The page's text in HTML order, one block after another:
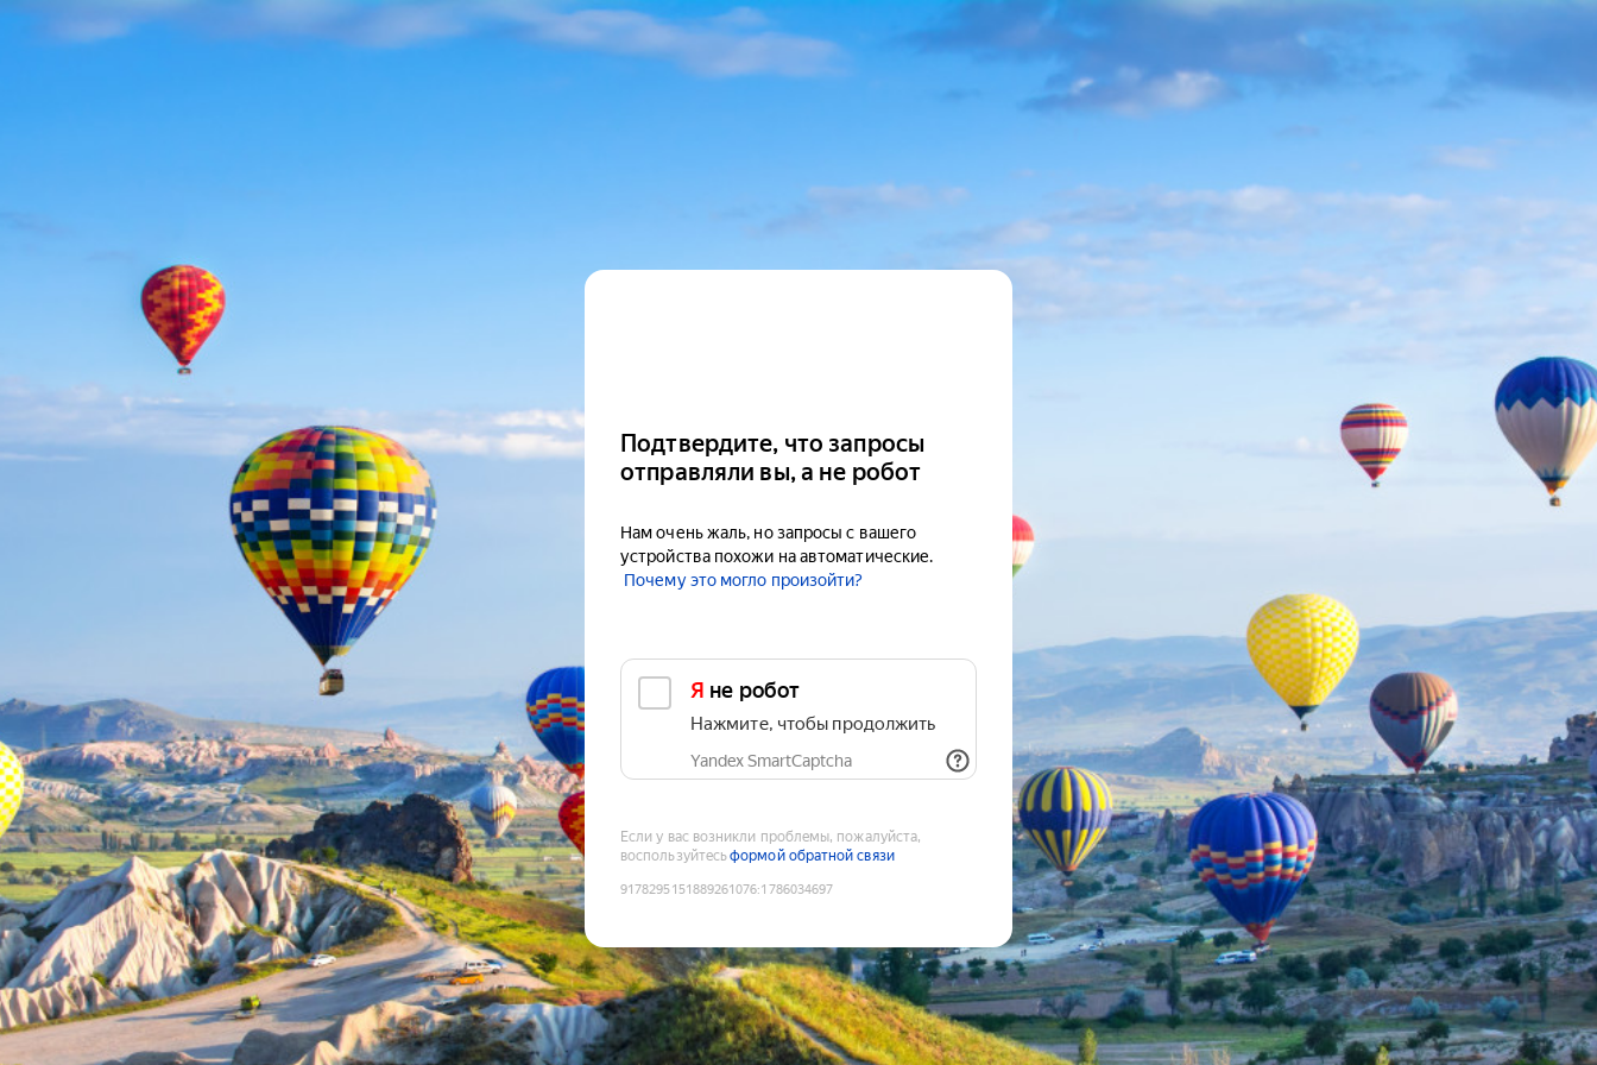
Подтвердите, что запросы
отправляли вы, а не робот
Нам очень жаль, но запросы с вашего
устройства похожи на автоматические.
Почему это могло произойти?
Я не робот
Нажмите, чтобы продолжить
Yandex SmartCaptcha
Если у вас возникли проблемы, пожалуйста,
воспользуйтесьформой обратной связи
9178295151889261076:1786034697